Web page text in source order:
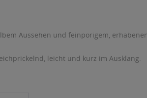
Aussehen und feinporigem,
leicht und kurz im Ausklang.